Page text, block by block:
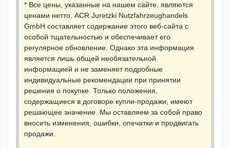
* Все цены, указанные на нашем сайте, являются
ценами нетто. ACR Juretzki Nutzfahrzeughandels
GmbH составляет содержание этого веб-сайта с
особой тщательностью и обеспечивает его
регулярное обновление. Однако эта информация
является лишь общей необязательной
информацией и не заменяет подробные
индивидуальные рекомендации при принятии
решения о покупке. Только положения,
содержащиеся в договоре купли-продажи, имеют
решающее значение. Мы оставляем за собой право
вносить изменения, ошибки, опечатки и продвигать
продажи.